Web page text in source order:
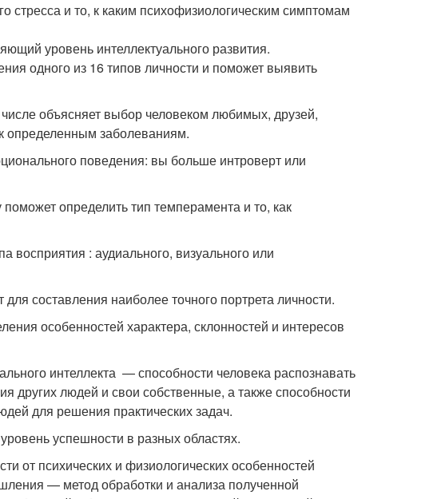
и то, к каким психофизиологическим симптомам
уровень интеллектуального развития.
одного из 16 типов личности и поможет выявить
объясняет выбор человеком любимых, друзей,
определенным заболеваниям.
поведения: вы больше интроверт или
определить тип темперамента и то, как
: аудиального, визуального или
составления наиболее точного портрета личности.
особенностей характера, склонностей и интересов
интеллекта — способности человека распознавать
других людей и свои собственные, а также способности
для решения практических задач.
успешности в разных областях.
от психических и физиологических особенностей
— метод обработки и анализа полученной